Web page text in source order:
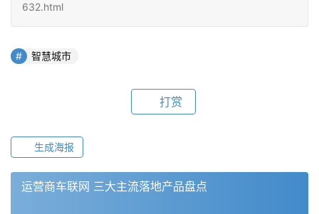
632.html
智慧城市
打赏
生成海报
运营商车联网 三大主流落地产品盘点